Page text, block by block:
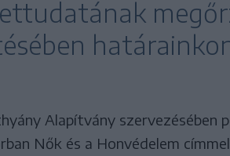
Alapítvány szervezésében
Nők és a Honvédelem